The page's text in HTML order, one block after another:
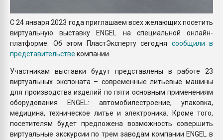
C 24 января 2023 года приглашаем всех желающих посетить
виртуальную выставку ENGEL на специальной онлайн-
платформе. Об этом ПластЭксперту сегодня сообщили в
представительстве компании.
Участникам выставки будут представлены в работе 23
виртуальных экспоната – современные литьевые машины
для производства изделий по пяти основным применениям
оборудования ENGEL: автомобилестроение, упаковка,
медицина, техническое литье и электроника. Кроме того,
посетителям будет предложена возможность совершить
виртуальные экскурсии по трем заводам компании ENGEL в